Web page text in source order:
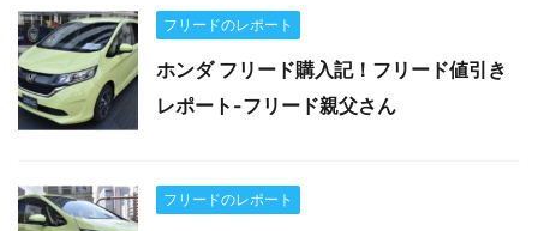
フリードのレポート
ホンダ フリード購入記！フリード値引き
レポート-フリード親父さん
フリードのレポート